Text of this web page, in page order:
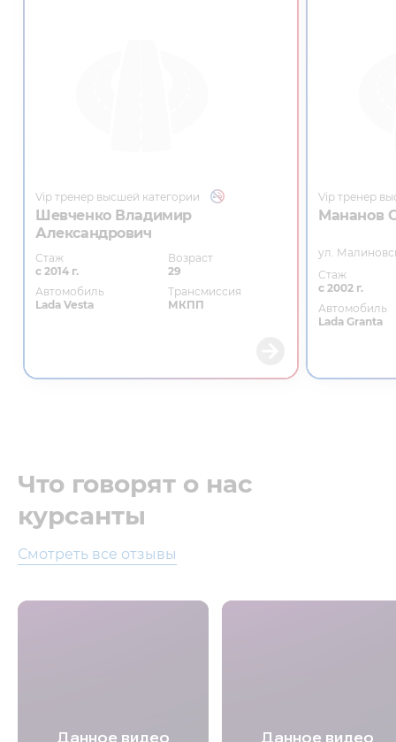
Vip тренер высшей категории
Шевченко Владимир
Александрович
Стаж
с 2014 г.
Возраст
29
Автомобиль
Lada Vesta
Трансмиссия
МКПП
Vip тренер
Мананов
ул.
Стаж
с 2002 г.
Автомобиль
Lada Granta
Что говорят о нас
курсанты
Смотреть все отзывы